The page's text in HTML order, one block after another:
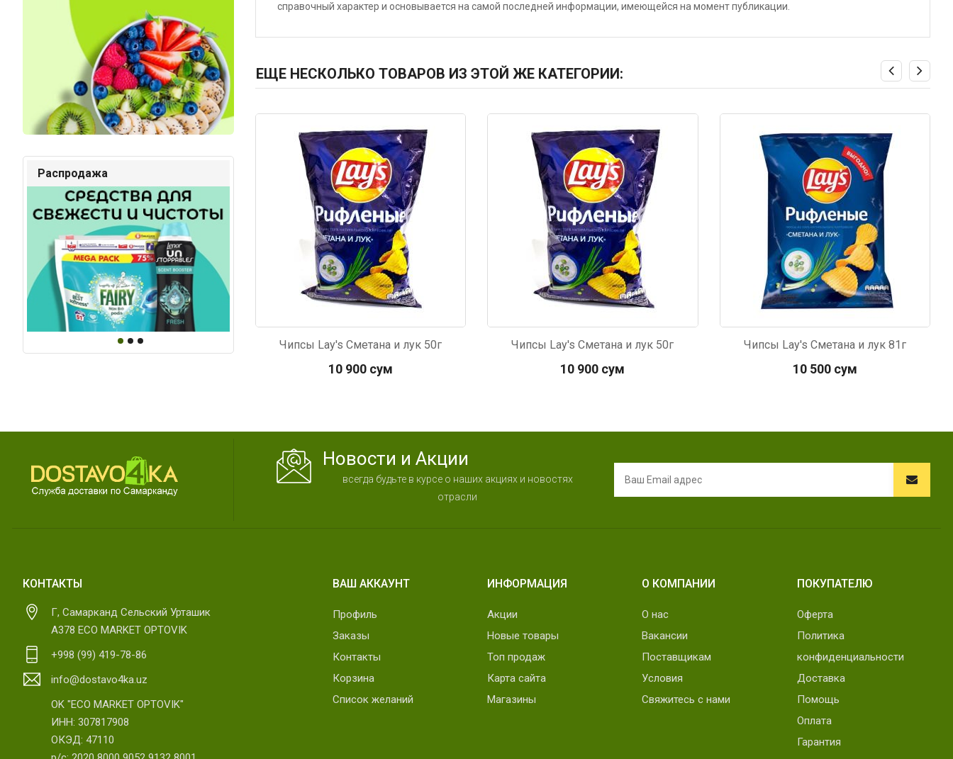
Распродажа
справочный характер и основывается на самой последней информации, имеющейся на момент публикации.
ЕЩЕ НЕСКОЛЬКО ТОВАРОВ ИЗ ЭТОЙ ЖЕ КАТЕГОРИИ:
Код: 4229
Чипсы Lay's Сметана и лук 50г
10 900 сум
Код: 4229
Чипсы Lay's Сметана и лук 50г
10 900 сум
Код: 3399
Чипсы Lay's Сметана и лук 81г
10 500 сум
Новости и Акции
всегда будьте в курсе о наших акциях и новостях
отрасли
КОНТАКТЫ
Г, Самарканд Сельский Урташик
А378 ECO MARKET OPTOVIK
+998 (99) 419-78-86
info@dostavo4ka.uz
OK "ECO MARKET OPTOVIK"
ИНН: 307817908
ОКЭД: 47110
ВАШ АККАУНТ
Профиль
Заказы
Контакты
Корзина
Список желаний
ИНФОРМАЦИЯ
Акции
Новые товары
Топ продаж
Карта сайта
Магазины
О КОМПАНИИ
О нас
Вакансии
Поставщикам
Условия
Свяжитесь с нами
ПОКУПАТЕЛЮ
Оферта
Политика
конфиденциальности
Доставка
Помощь
Оплата
Гарантия